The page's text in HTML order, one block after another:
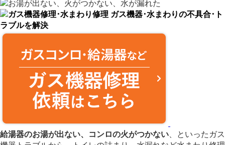
給湯器のお湯が出ない、コンロの火がつかない 、といったガス